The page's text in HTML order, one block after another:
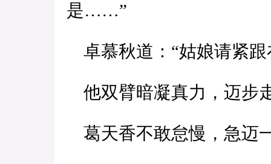
是……”
卓慕秋道：“姑娘请紧跟
他双臂暗凝真力，迈步
葛天香不敢怠慢，急迈